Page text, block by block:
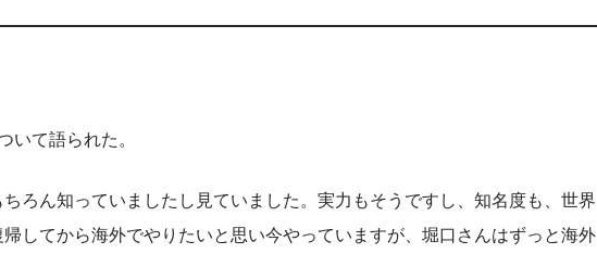
て語られた。
ろん知っていましたし見ていました。実力もそうですし、知名度も、世界
してから海外でやりたいと思い今やっていますが、堀口さんはずっと海外